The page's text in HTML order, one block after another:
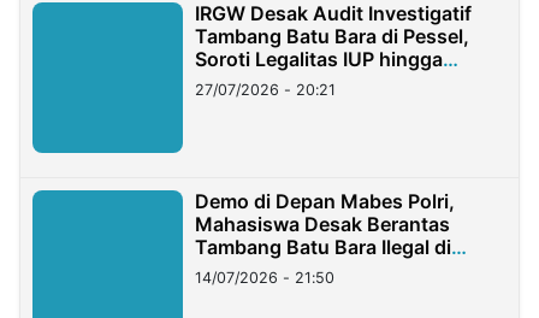
IRGW Desak Audit Investigatif
Tambang Batu Bara di Pessel,
Soroti Legalitas IUP hingga
Stockpile
27/07/2026 - 20:21
Demo di Depan Mabes Polri,
Mahasiswa Desak Berantas
Tambang Batu Bara Ilegal di
Lampung
14/07/2026 - 21:50